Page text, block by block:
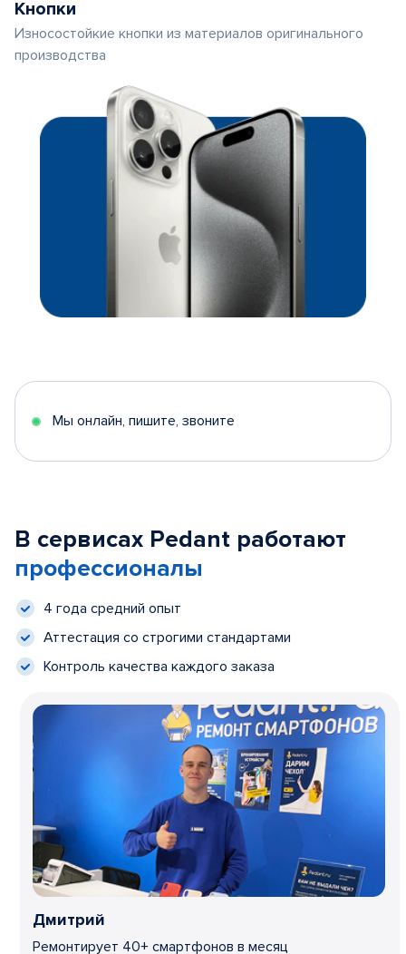
Кнопки
Износостойкие кнопки из материалов оригинального
производства
Мы онлайн, пишите, звоните
В сервисах Pedant работают
профессионалы
4 года средний опыт
Аттестация со строгими стандартами
Контроль качества каждого заказа
Дмитрий
Ремонтирует 40+ смартфонов в месяц